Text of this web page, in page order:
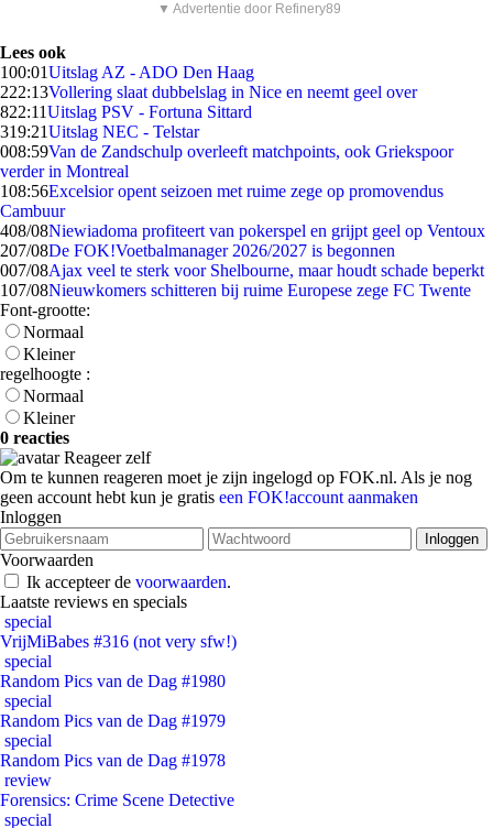
▼ Advertentie door Refinery89
Lees ook
100:01Uitslag AZ - ADO Den Haag
222:13Vollering slaat dubbelslag in Nice en neemt geel over
822:11Uitslag PSV - Fortuna Sittard
319:21Uitslag NEC - Telstar
008:59Van de Zandschulp overleeft matchpoints, ook Griekspoor
verder in Montreal
108:56Excelsior opent seizoen met ruime zege op promovendus
Cambuur
408/08Niewiadoma profiteert van pokerspel en grijpt geel op Ventoux
207/08De FOK!Voetbalmanager 2026/2027 is begonnen
007/08Ajax veel te sterk voor Shelbourne, maar houdt schade beperkt
107/08Nieuwkomers schitteren bij ruime Europese zege FC Twente
Font-grootte:
Normaal
Kleiner
regelhoogte :
Normaal
Kleiner
0 reacties
Reageer zelf
Om te kunnen reageren moet je zijn ingelogd op FOK.nl. Als je nog
geen account hebt kun je gratis een FOK!account aanmaken
Inloggen
Voorwaarden
Ik accepteer de voorwaarden.
Laatste reviews en specials
special
VrijMiBabes #316 (not very sfw!)
special
Random Pics van de Dag #1980
special
Random Pics van de Dag #1979
special
Random Pics van de Dag #1978
review
Forensics: Crime Scene Detective
special